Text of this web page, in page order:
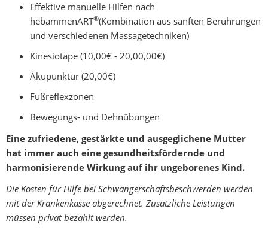
Workshops
Kochevent
Effektive manuelle Hilfen nach
hebammenART®(Kombination aus sanften Berührungen
und verschiedenen Massagetechniken)
Kinesiotape (10,00€ - 20,00,00€)
Akupunktur (20,00€)
Fußreflexzonen
Bewegungs- und Dehnübungen
Eine zufriedene, gestärkte und ausgeglichene Mutter
hat immer auch eine gesundheitsfördernde und
harmonisierende Wirkung auf ihr ungeborenes Kind.
Die Kosten für Hilfe bei Schwangerschaftsbeschwerden werden
mit der Krankenkasse abgerechnet. Zusätzliche Leistungen
müssen privat bezahlt werden.